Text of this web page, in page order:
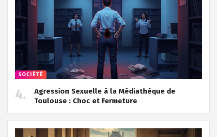
SOCIÉTÉ
Agression Sexuelle à la Médiathèque de
Toulouse : Choc et Fermeture